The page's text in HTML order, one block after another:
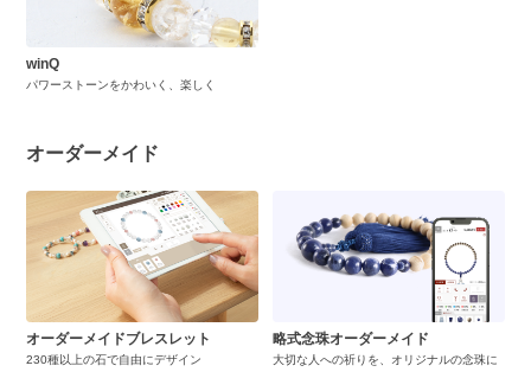
winQ
パワーストーンをかわいく、楽しく
オーダーメイド
オーダーメイドブレスレット
230種以上の石で自由にデザイン
略式念珠オーダーメイド
大切な人への祈りを、オリジナルの念珠に